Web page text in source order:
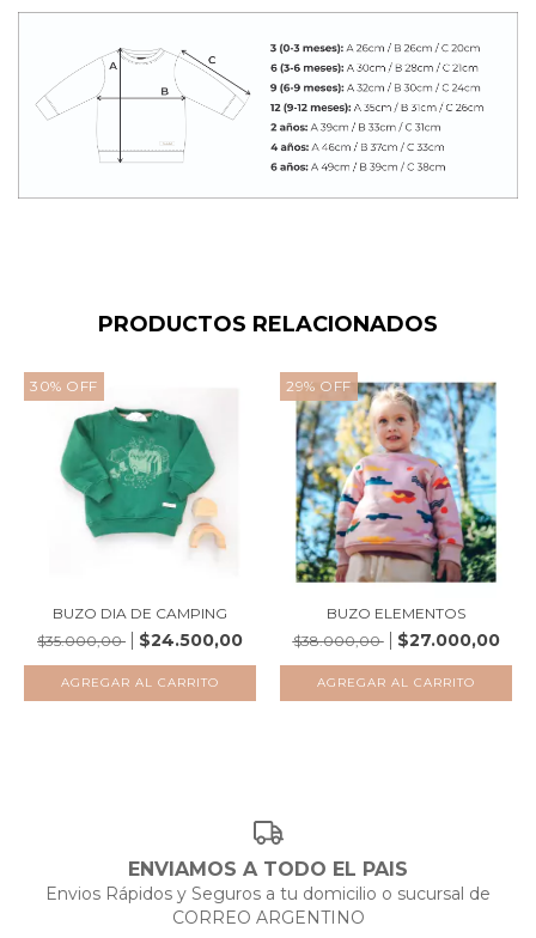
PRODUCTOS RELACIONADOS
30% OFF
BUZO DIA DE CAMPING
$35.000,00
$24.500,00
AGREGAR AL CARRITO
29% OFF
BUZO ELEMENTOS
$38.000,00
$27.000,00
AGREGAR AL CARRITO
ENVIAMOS A TODO EL PAIS
Envios Rápidos y Seguros a tu domicilio o sucursal de
CORREO ARGENTINO